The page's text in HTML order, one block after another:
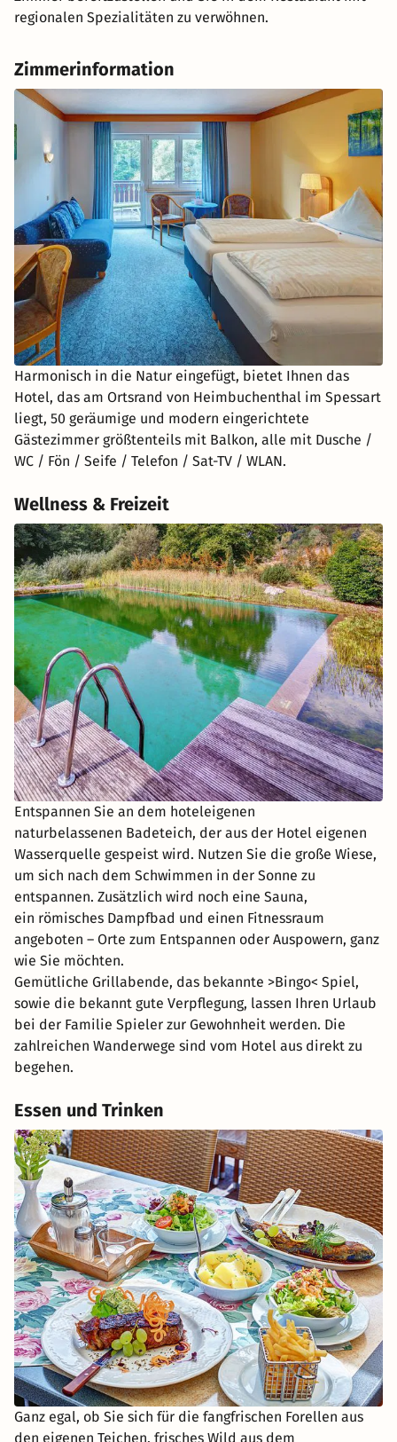
regionalen Spezialitäten zu verwöhnen.
Zimmerinformation
Harmonisch in die Natur eingefügt, bietet Ihnen das
Hotel, das am Ortsrand von Heimbuchenthal im Spessart
liegt, 50 geräumige und modern eingerichtete
Gästezimmer größtenteils mit Balkon, alle mit Dusche /
WC / Fön / Seife / Telefon / Sat-TV / WLAN.
Wellness & Freizeit
Entspannen Sie an dem hoteleigenen
naturbelassenen Badeteich, der aus der Hotel eigenen
Wasserquelle gespeist wird. Nutzen Sie die große Wiese,
um sich nach dem Schwimmen in der Sonne zu
entspannen. Zusätzlich wird noch eine Sauna,
ein römisches Dampfbad und einen Fitnessraum
angeboten – Orte zum Entspannen oder Auspowern, ganz
wie Sie möchten.
Gemütliche Grillabende, das bekannte >Bingo< Spiel,
sowie die bekannt gute Verpflegung, lassen Ihren Urlaub
bei der Familie Spieler zur Gewohnheit werden. Die
zahlreichen Wanderwege sind vom Hotel aus direkt zu
begehen.
Essen und Trinken
Ganz egal, ob Sie sich für die fangfrischen Forellen aus
den eigenen Teichen, frisches Wild aus dem